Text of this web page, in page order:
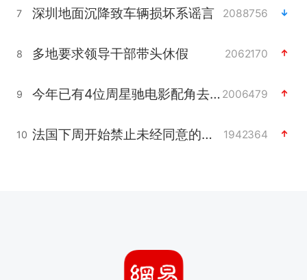
7 深圳地面沉降致车辆损坏系谣言 2088756
8 多地要求领导干部带头休假 2062170
9 今年已有4位周星驰电影配角去世 2006479
10 法国下周开始禁止未经同意的电话营销 1942364